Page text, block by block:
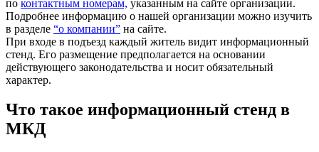
по контактным номерам, указанным на сайте организации.
Подробнее информацию о нашей организации можно изучить
в разделе “о компании” на сайте.
При входе в подъезд каждый житель видит информационный
стенд. Его размещение предполагается на основании
действующего законодательства и носит обязательный
характер.
Что такое информационный стенд в
МКД